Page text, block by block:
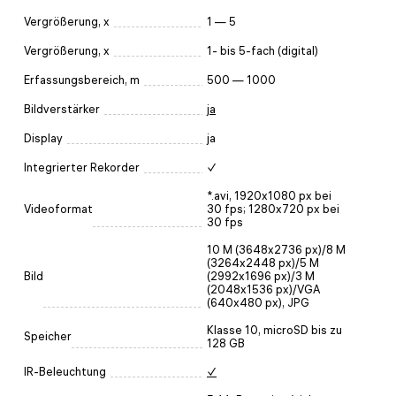
Vergrößerung, x 1 — 5
Vergrößerung, x 1- bis 5-fach (digital)
Erfassungsbereich, m 500 — 1000
Bildverstärker ja
Display ja
Integrierter Rekorder ✓
Videoformat
*.avi, 1920x1080 px bei
30 fps; 1280x720 px bei
30 fps
Bild
10 M (3648x2736 px)/8 M
(3264x2448 px)/5 M
(2992x1696 px)/3 M
(2048x1536 px)/VGA
(640x480 px), JPG
Speicher
Klasse 10, microSD bis zu
128 GB
IR-Beleuchtung ✓